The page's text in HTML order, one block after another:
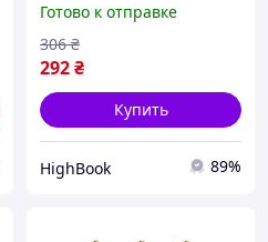
Leeseph 10шт золото
2*,5см DC
Готово к отправке
292₴
306 ₴
Купить
HighBook 89%